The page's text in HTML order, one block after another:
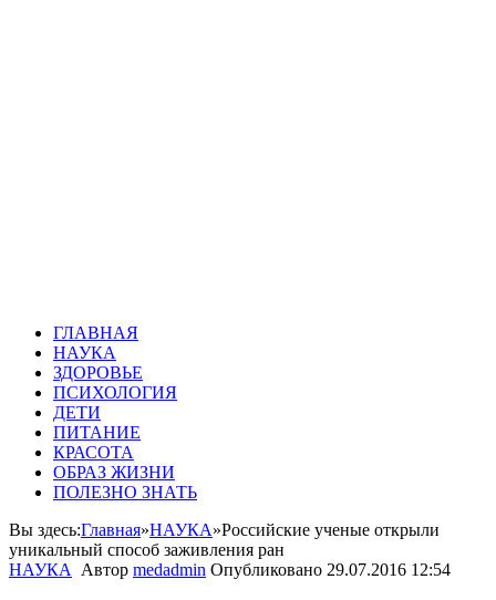
ГЛАВНАЯ
НАУКА
ЗДОРОВЬЕ
ПСИХОЛОГИЯ
ДЕТИ
ПИТАНИЕ
КРАСОТА
ОБРАЗ ЖИЗНИ
ПОЛЕЗНО ЗНАТЬ
Вы здесь:Главная»НАУКА»Российские ученые открыли
уникальный способ заживления ран
НАУКА
Автор medadmin Опубликовано 29.07.2016 12:54